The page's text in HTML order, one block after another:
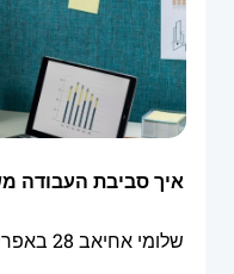
איך סביבת העבודה
שלומי אחיאב 28 באפריל 2026